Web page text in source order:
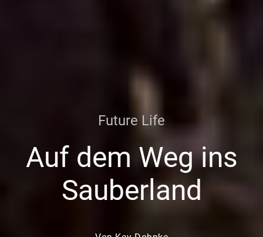
Future Life
Auf dem Weg ins
Sauberland